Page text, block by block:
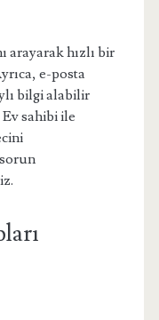
arayarak hızlı bir
e-posta
bilgi alabilir
sahibi ile